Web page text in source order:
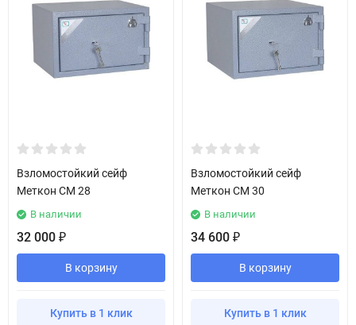
Взломостойкий сейф
Меткон СМ 28
В наличии
32 000 ₽
В корзину
Купить в 1 клик
Взломостойкий сейф
Меткон СМ 30
В наличии
34 600 ₽
В корзину
Купить в 1 клик